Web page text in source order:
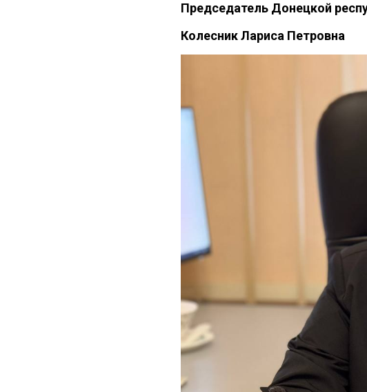
Председатель Донецкой
Колесник Лариса Петровна